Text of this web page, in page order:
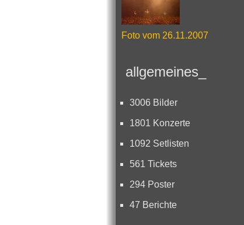
Foto vom 26.11.2007
allgemeines_
3006 Bilder
1801 Konzerte
1092 Setlisten
561 Tickets
294 Poster
47 Berichte